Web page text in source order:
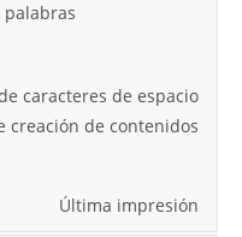
palabras
caracteres de espacio
creación de contenidos
Última impresión